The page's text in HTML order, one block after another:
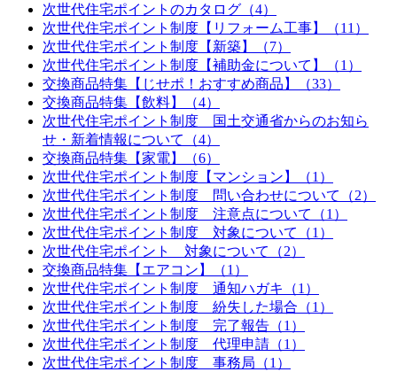
次世代住宅ポイントのカタログ（4）
次世代住宅ポイント制度【リフォーム工事】（11）
次世代住宅ポイント制度【新築】（7）
次世代住宅ポイント制度【補助金について】（1）
交換商品特集【じせポ！おすすめ商品】（33）
交換商品特集【飲料】（4）
次世代住宅ポイント制度 国土交通省からのお知ら
せ・新着情報について（4）
交換商品特集【家電】（6）
次世代住宅ポイント制度【マンション】（1）
次世代住宅ポイント制度 問い合わせについて（2）
次世代住宅ポイント制度 注意点について（1）
次世代住宅ポイント制度 対象について（1）
次世代住宅ポイント 対象について（2）
交換商品特集【エアコン】（1）
次世代住宅ポイント制度 通知ハガキ（1）
次世代住宅ポイント制度 紛失した場合（1）
次世代住宅ポイント制度 完了報告（1）
次世代住宅ポイント制度 代理申請（1）
次世代住宅ポイント制度 事務局（1）